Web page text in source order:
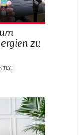
zu
FALLS,